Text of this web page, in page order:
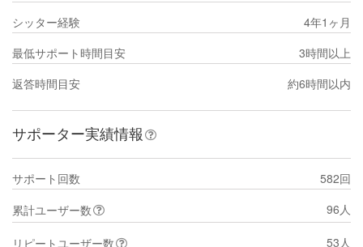
シッター経験
4年1ヶ月
最低サポート時間目安
3時間以上
返答時間目安
約6時間以内
サポーター実績情報
サポート回数
582回
累計ユーザー数
96人
リピートユーザー数 53人